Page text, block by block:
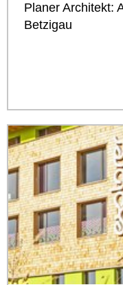
Planer Architekt:
Betzigau